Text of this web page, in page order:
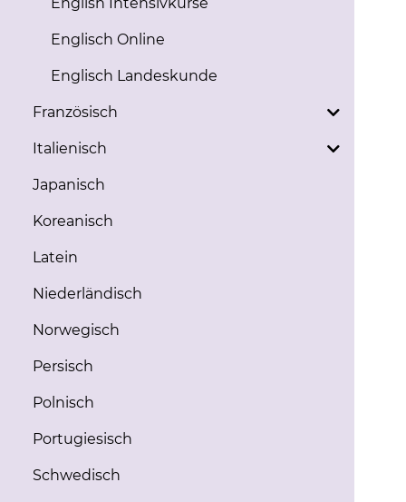
Englisch Online
Englisch Landeskunde
Französisch
Italienisch
Japanisch
Koreanisch
Latein
Niederländisch
Norwegisch
Persisch
Polnisch
Portugiesisch
Schwedisch